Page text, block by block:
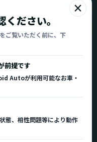
×
ださい。
ご覧いただく前に、下
提です
Autoが利用可能なお車・
態、相性問題等により動作
社
、車種適
してご案内し
窓口